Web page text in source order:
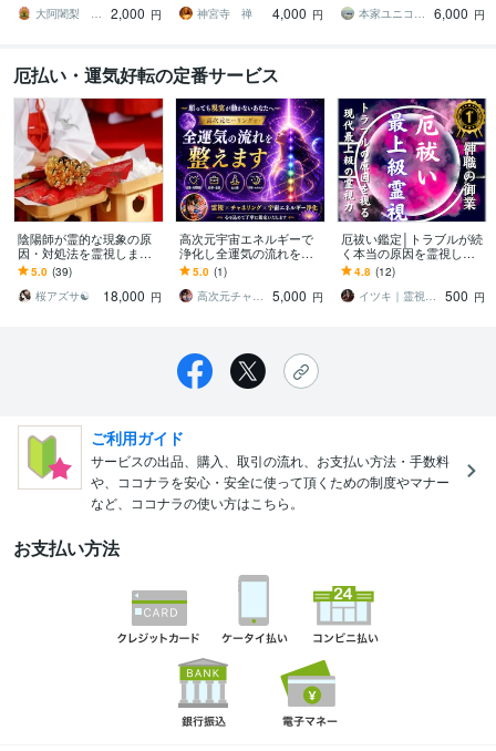
出したい方に！！
大阿闍梨 行光坊昊正
2,000 円
いで苦しい方の緊急救済
神宮寺 禅
4,000 円
るのが1番得意です
本家ユニコーンの使者桜10周年ありがとう
6,000 円
厄払い・運気好転の定番サービス
陰陽師が霊的な現象の原
因・対処法を霊視します
霊的な体験・霊障・原因
不明の不調｜原因やその
意味を視ます
5.0 (39)
桜アズサ☯️
18,000 円
高次元宇宙エネルギーで
浄化し全運気の流れを整
えます 今一番必要なエネ
ルギー施術で流れをよく
します
5.0 (1)
高次元チャネラー・ヒーラー灯宙 （ひそら
5,000 円
厄祓い鑑定│トラブルが続
く本当の原因を霊視しま
す 厄・負のエネルギーを
読み解き、運気を整える
方法をお伝えします
4.8 (12)
イツキ｜霊視×未来透視
500 円
ご利用ガイド
サービスの出品、購入、取引の流れ、お支払い方法・手数料
や、ココナラを安心・安全に使って頂くための制度やマナー
など、ココナラの使い方はこちら。
お支払い方法